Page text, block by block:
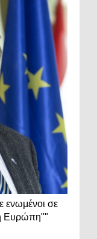
ενωμένοι σε
Ευρώπη""